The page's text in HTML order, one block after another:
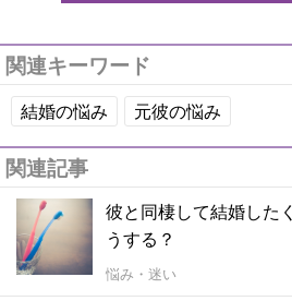
関連キーワード
結婚の悩み 元彼の悩み
関連記事
彼と同棲して結婚した
うする？
悩み・迷い